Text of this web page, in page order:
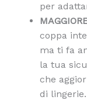
per
coppa
ma ti fa
la tua
che
di lingerie.